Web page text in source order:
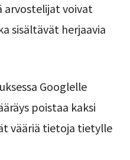
arvostelijat voivat
sisältävät herjaavia
Googlelle
poistaa kaksi
vääriä tietoja tietylle